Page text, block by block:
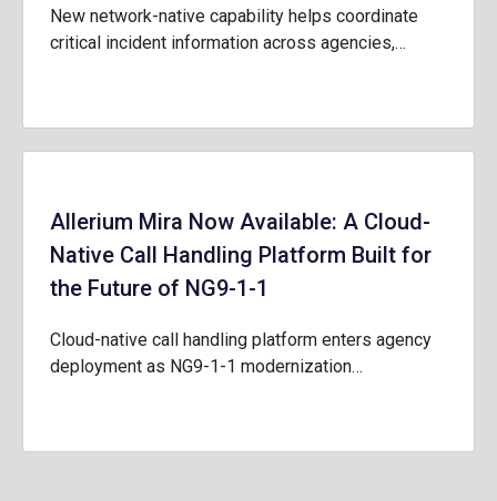
New network-native capability helps coordinate
critical incident information across agencies,…
Allerium Mira Now Available: A Cloud-
Native Call Handling Platform Built for
the Future of NG9-1-1
Cloud-native call handling platform enters agency
deployment as NG9-1-1 modernization…